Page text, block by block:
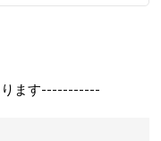
ます-----------